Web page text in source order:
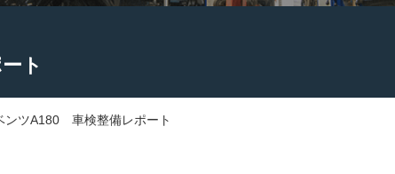
ト
ンツA180 車検整備レポート